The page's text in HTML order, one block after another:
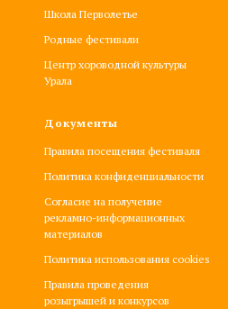
Школа Перволетье
Родные фестивали
Центр хороводной культуры
Урала
Документы
Правила посещения фестиваля
Политика конфиденциальности
Согласие на получение
рекламно-информационных
материалов
Политика использования cookies
Правила проведения
розыгрышей и конкурсов